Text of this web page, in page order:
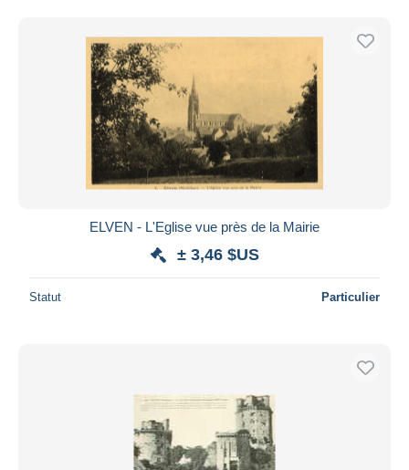
ELVEN - L'Eglise vue près de la Mairie
± 3,46 $US
Statut Particulier